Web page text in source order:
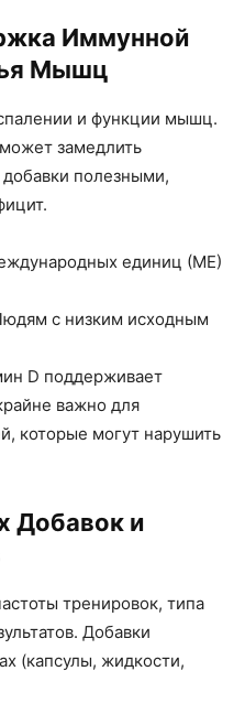
Иммунной
Мышц
и функции мышц.
замедлить
добавки полезными,
единиц (МЕ)
с низким исходным
D поддерживает
важно для
которые могут нарушить
Добавок и
тренировок, типа
Добавки
(капсулы, жидкости,